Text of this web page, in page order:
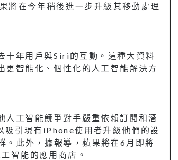
將在今年稍後進一步升級其移動處理
十年用戶與Siri的互動。這種大資料
智能化、個性化的人工智能解決方
人工智能競爭對手嚴重依賴訂閱和潛
引現有iPhone使用者升級他們的設
此外，據報導，蘋果將在6月即將
智能的應用商店。